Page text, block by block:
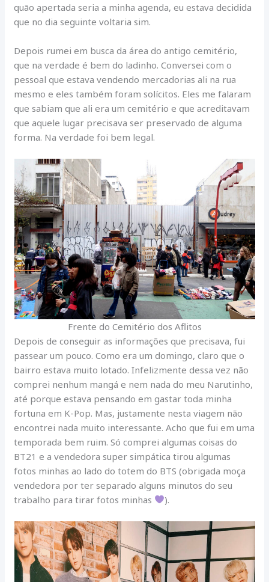
quão apertada seria a minha agenda, eu estava decidida
que no dia seguinte voltaria sim.
Depois rumei em busca da área do antigo cemitério,
que na verdade é bem do ladinho. Conversei com o
pessoal que estava vendendo mercadorias ali na rua
mesmo e eles também foram solícitos. Eles me falaram
que sabiam que ali era um cemitério e que acreditavam
que aquele lugar precisava ser preservado de alguma
forma. Na verdade foi bem legal.
Frente do Cemitério dos Aflitos
Depois de conseguir as informações que precisava, fui
passear um pouco. Como era um domingo, claro que o
bairro estava muito lotado. Infelizmente dessa vez não
comprei nenhum mangá e nem nada do meu Narutinho,
até porque estava pensando em gastar toda minha
fortuna em K-Pop. Mas, justamente nesta viagem não
encontrei nada muito interessante. Acho que fui em uma
temporada bem ruim. Só comprei algumas coisas do
BT21 e a vendedora super simpática tirou algumas
fotos minhas ao lado do totem do BTS (obrigada moça
vendedora por ter separado alguns minutos do seu
trabalho para tirar fotos minhas
).